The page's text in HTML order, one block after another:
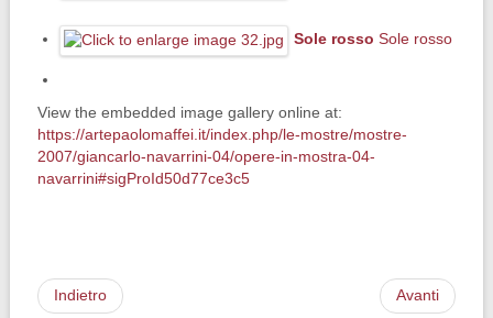
Sole rosso Sole rosso
View the embedded image gallery online at:
https://artepaolomaffei.it/index.php/le-mostre/mostre-
2007/giancarlo-navarrini-04/opere-in-mostra-04-
navarrini#sigProId50d77ce3c5
Indietro Avanti